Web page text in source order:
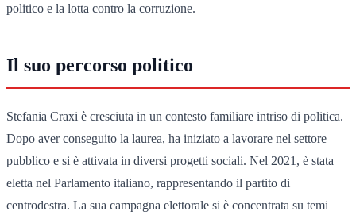
politico e la lotta contro la corruzione.
Il suo percorso politico
Stefania Craxi è cresciuta in un contesto familiare intriso di politica.
Dopo aver conseguito la laurea, ha iniziato a lavorare nel settore
pubblico e si è attivata in diversi progetti sociali. Nel 2021, è stata
eletta nel Parlamento italiano, rappresentando il partito di
centrodestra. La sua campagna elettorale si è concentrata su temi